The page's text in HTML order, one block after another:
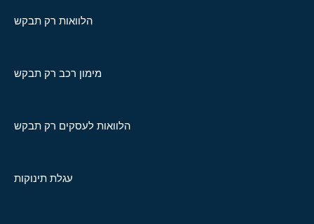
הלוואות רק תבקש
מימון רכב רק תבקש
הלוואות לעסקים רק תבקש
עגלת תינוקות